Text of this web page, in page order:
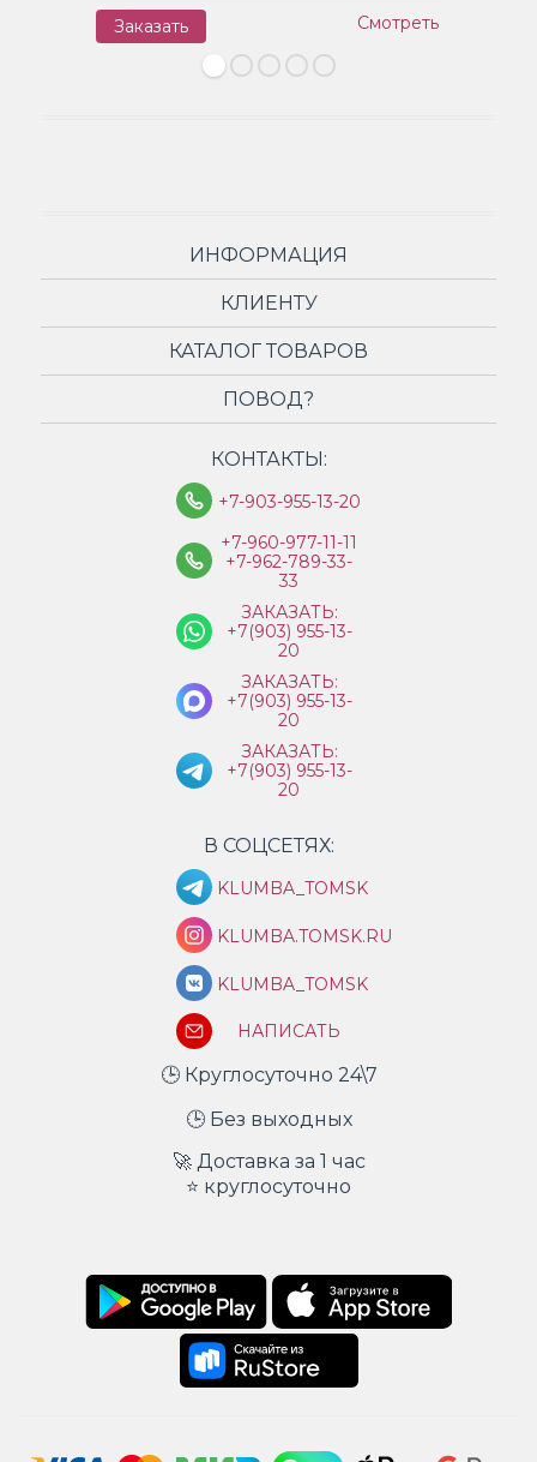
Заказать Смотреть
ИНФОРМАЦИЯ
КЛИЕНТУ
КАТАЛОГ ТОВАРОВ
ПОВОД?
КОНТАКТЫ:
+7-903-955-13-20
+7-960-977-11-11
+7-962-789-33-
33
ЗАКАЗАТЬ:
+7(903) 955-13-
20
ЗАКАЗАТЬ:
+7(903) 955-13-
20
ЗАКАЗАТЬ:
+7(903) 955-13-
20
В СОЦСЕТЯХ:
KLUMBA_TOMSK
KLUMBA.TOMSK.RU
KLUMBA_TOMSK
НАПИСАТЬ
🕒 Круглосуточно 24\7
🕒 Без выходных
🚀 Доставка за 1 час
⭐ круглосуточно